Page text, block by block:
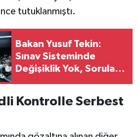
tutuklanmıştı.
Bakan Yusuf Tekin:
Sınav Sisteminde
Değişiklik Yok, Sorular
Kontrolle Serbest